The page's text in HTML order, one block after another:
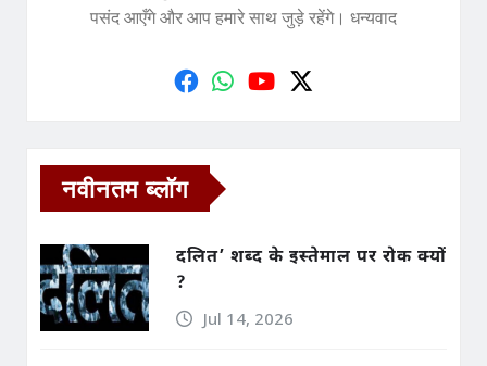
पसंद आएँगे और आप हमारे साथ जुड़े रहेंगे। धन्यवाद
नवीनतम ब्लॉग
दलित’ शब्द के इस्तेमाल पर रोक क्यों
?
Jul 14, 2026